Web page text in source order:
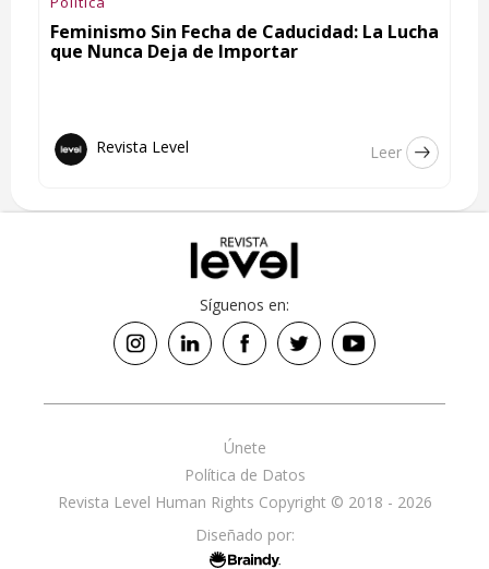
Feminismo Sin Fecha de Caducidad: La Lucha
que Nunca Deja de Importar
Revista Level Leer
Síguenos en:
Revista Level Human Rights Copyright © 2018 - 2026
Política de Datos
Únete
Diseñado por: